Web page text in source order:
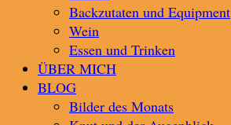
Backzutaten und Equipment
Wein
Essen und Trinken
ÜBER MICH
BLOG
Bilder des Monats